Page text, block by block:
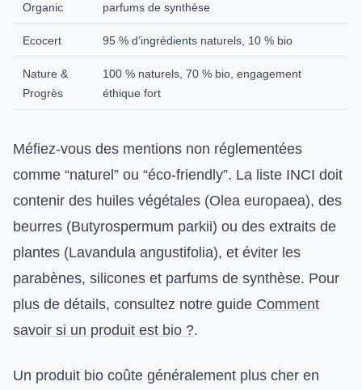
Organic
parfums de synthèse
Ecocert 95 % d’ingrédients naturels, 10 % bio
Nature &
Progrès
100 % naturels, 70 % bio, engagement
éthique fort
Méfiez-vous des mentions non réglementées
comme “naturel” ou “éco-friendly”. La liste INCI doit
contenir des huiles végétales (Olea europaea), des
beurres (Butyrospermum parkii) ou des extraits de
plantes (Lavandula angustifolia), et éviter les
parabènes, silicones et parfums de synthèse. Pour
plus de détails, consultez notre guide Comment
savoir si un produit est bio ?.
Un produit bio coûte généralement plus cher en